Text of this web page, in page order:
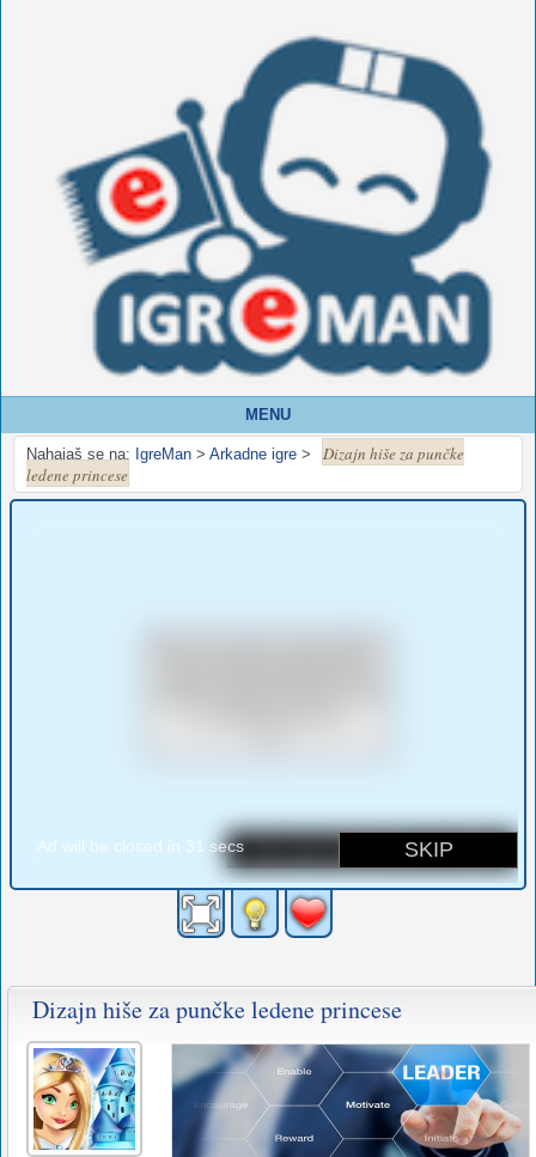
MENU
Nahajaš se na: IgreMan > Arkadne igre >
Dizajn hiše za punčke
ledene princese
Dizajn hiše za punčke ledene princese